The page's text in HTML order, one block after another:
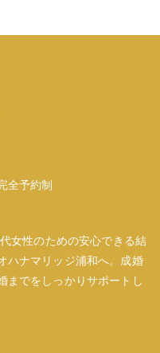
全予約制
女性のための安心できる結
ハナマリッジ浦和へ。成婚
までをしっかりサポートし